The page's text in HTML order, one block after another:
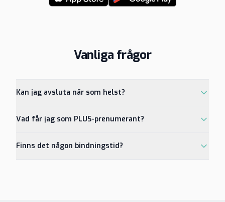
Vanliga frågor
Kan jag avsluta när som helst?
Vad får jag som PLUS-prenumerant?
Finns det någon bindningstid?